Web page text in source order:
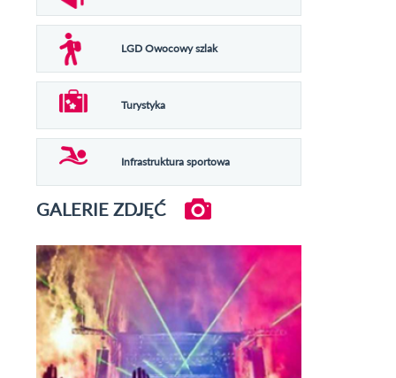
LGD Owocowy szlak
Turystyka
Infrastruktura sportowa
GALERIE ZDJĘĆ